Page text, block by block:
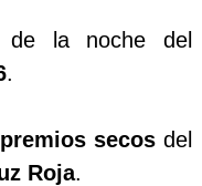
la noche del
.
secosdel
Roja.